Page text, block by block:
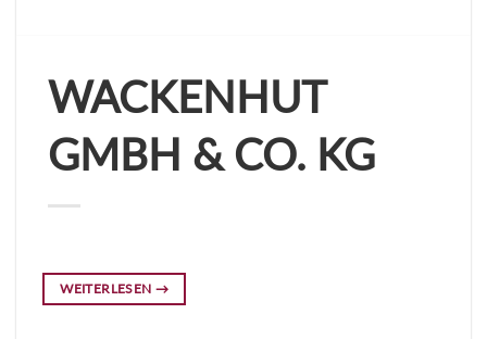
WACKENHUT
GMBH & CO. KG
WEITERLESEN →